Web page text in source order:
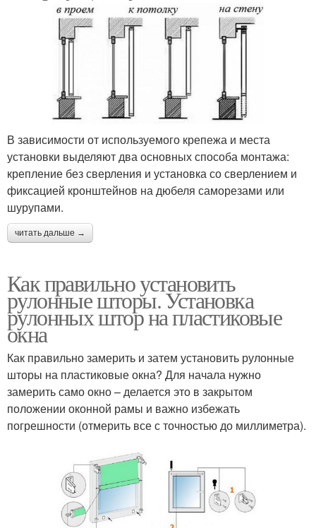
В зависимости от используемого крепежа и места
установки выделяют два основных способа монтажа:
крепление без сверления и установка со сверлением и
фиксацией кронштейнов на дюбеля саморезами или
шурупами.
читать дальше →
Как правильно установить
рулонные шторы. Установка
рулонных штор на пластиковые
окна
Как правильно замерить и затем установить рулонные
шторы на пластиковые окна? Для начала нужно
замерить само окно – делается это в закрытом
положении оконной рамы и важно избежать
погрешности (отмерить все с точностью до миллиметра).